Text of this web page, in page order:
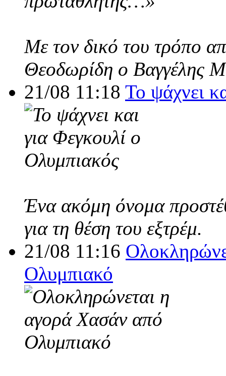
Με τον δικό του τρόπο
Θεοδωρίδη ο Βαγγέλης
21/08 11:18 Το ψάχνει
Ένα ακόμη όνομα
για τη θέση του εξτρέμ.
21/08 11:16
Ολυμπιακό